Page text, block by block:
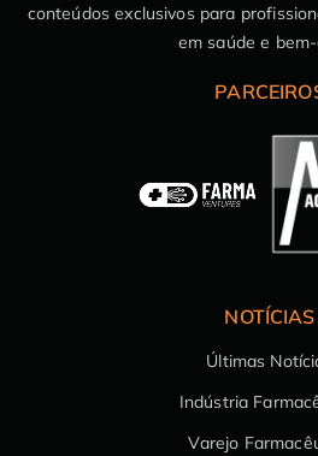
conteúdos exclusivos para
em saúde e
NOTÍCIAS
Últimas
Indústria
Varejo